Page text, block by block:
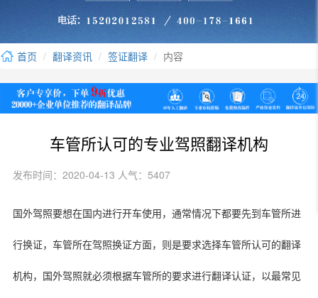
首页 翻译资讯 签证翻译 内容
车管所认可的专业驾照翻译机构
发布时间：2020-04-13 人气：5407
国外驾照要想在国内进行开车使用，通常情况下都要先到车管所进
行换证，车管所在驾照换证方面，则是要求选择车管所认可的翻译
机构，国外驾照就必须根据车管所的要求进行翻译认证，以最常见